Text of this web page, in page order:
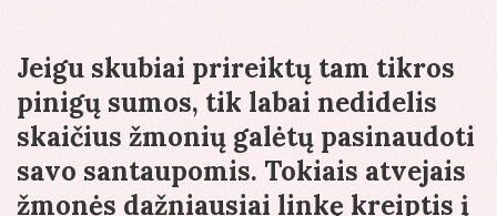
Jeigu skubiai prireiktų tam tikros
pinigų sumos, tik labai nedidelis
skaičius žmonių galėtų pasinaudoti
savo santaupomis. Tokiais atvejais
žmonės dažniausiai linkę kreiptis į